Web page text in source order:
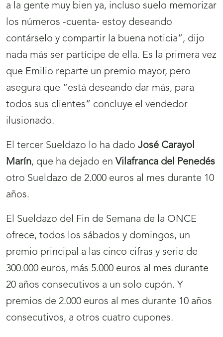
a la gente muy bien ya, incluso suelo memorizar
los números -cuenta- estoy deseando
contárselo y compartir la buena noticia”, dijo
nada más ser partícipe de ella. Es la primera vez
que Emilio reparte un premio mayor, pero
asegura que “está deseando dar más, para
todos sus clientes” concluye el vendedor
ilusionado.
El tercer Sueldazo lo ha dado José Carayol
Marín, que ha dejado en Vilafranca del Penedés
otro Sueldazo de 2.000 euros al mes durante 10
años.
El Sueldazo del Fin de Semana de la ONCE
ofrece, todos los sábados y domingos, un
premio principal a las cinco cifras y serie de
300.000 euros, más 5.000 euros al mes durante
20 años consecutivos a un solo cupón. Y
premios de 2.000 euros al mes durante 10 años
consecutivos, a otros cuatro cupones.